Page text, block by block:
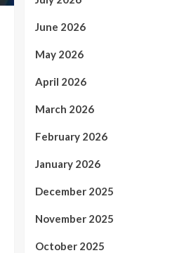
June 2026
May 2026
April 2026
March 2026
February 2026
January 2026
December 2025
November 2025
October 2025